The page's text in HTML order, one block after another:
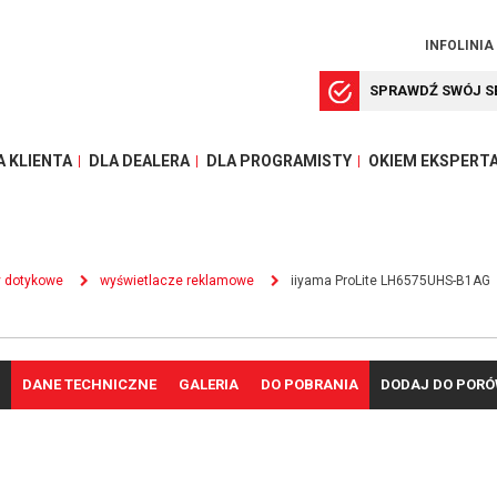
INFOLINIA
SPRAWDŹ SWÓJ
KLIENTA DLA DEALERA DLA PROGRAMISTY OKIEM
dotykowe wyświetlacze reklamowe iiyama ProLite LH6575UHS-B1AG
DANE TECHNICZNE GALERIA DO POBRANIA DODAJ DO